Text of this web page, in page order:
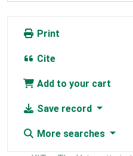
Print
Cite
Add to your cart
Save record
More searches